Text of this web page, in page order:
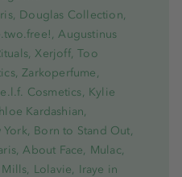
Douglas Collection,
Augustinus
Xerjoff, Too
Zarkoperfume,
Cosmetics, Kylie
Kardashian,
York, Born to Stand Out,
About Face, Mulac,
Lolavie, Iraye in